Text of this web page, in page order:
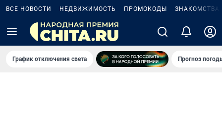
ВСЕ НОВОСТИ НЕДВИЖИМОСТЬ ПРОМОКОДЫ ЗНАКОМСТВА
График отключения света Прогноз